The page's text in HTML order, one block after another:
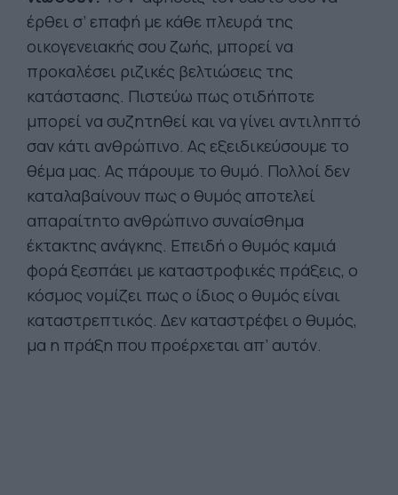
έρθει σ’ επαφή με κάθε πλευρά της
οικογενειακής σου ζωής, μπορεί να
προκαλέσει ριζικές βελτιώσεις της
κατάστασης. Πιστεύω πως οτιδήποτε
μπορεί να συζητηθεί και να γίνει αντιληπτό
σαν κάτι ανθρώπινο. Ας εξειδικεύσουμε το
θέμα μας. Ας πάρουμε το θυμό. Πολλοί δεν
καταλαβαίνουν πως ο θυμός αποτελεί
απαραίτητο ανθρώπινο συναίσθημα
έκτακτης ανάγκης. Επειδή ο θυμός καμιά
φορά ξεσπάει με καταστροφικές πράξεις, ο
κόσμος νομίζει πως ο ίδιος ο θυμός είναι
καταστρεπτικός. Δεν καταστρέφει ο θυμός,
μα η πράξη που προέρχεται απ’ αυτόν.